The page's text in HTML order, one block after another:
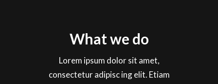
What we do
Lorem ipsum dolor sit amet,
consectetur adipisc ing elit. Etiam